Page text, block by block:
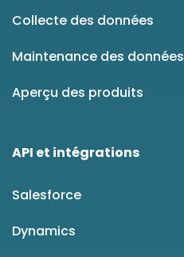
Collecte des données
Maintenance des données
Aperçu des produits
API et intégrations
Salesforce
Dynamics